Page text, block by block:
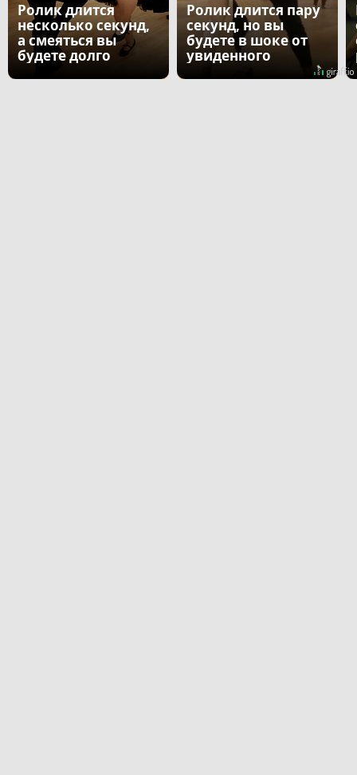
Ролик длится
несколько секунд,
а смеяться вы
будете долго
Ролик длится пару
секунд, но вы
будете в шоке от
увиденного